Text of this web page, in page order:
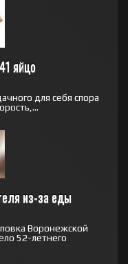
яйцо
для себя спора
из-за еды
Воронежской
52-летнего